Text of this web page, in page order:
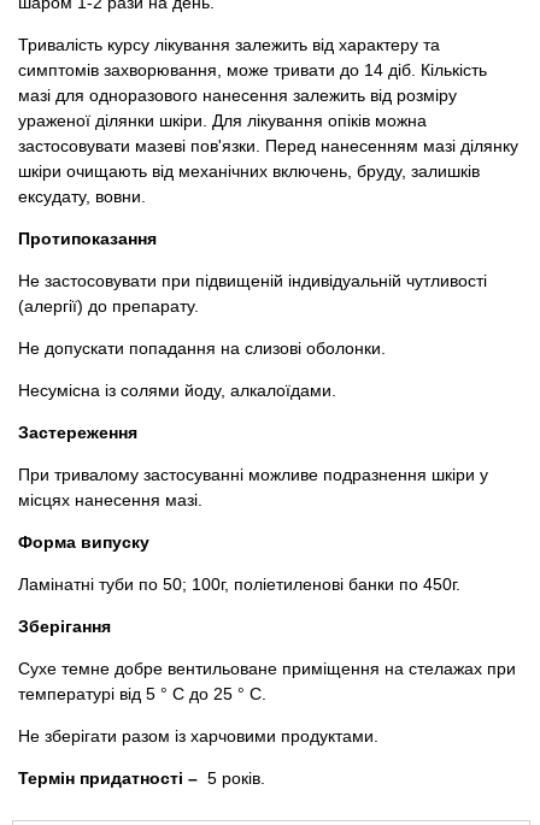
Тривалість курсу лікування залежить від характеру та
симптомів захворювання, може тривати до 14 діб. Кількість
мазі для одноразового нанесення залежить від розміру
ураженої ділянки шкіри. Для лікування опіків можна
застосовувати мазеві пов'язки. Перед нанесенням мазі ділянку
шкіри очищають від механічних включень, бруду, залишків
ексудату, вовни.
Протипоказання
Не застосовувати при підвищеній індивідуальній чутливості
(алергії) до препарату.
Не допускати попадання на слизові оболонки.
Несумісна із солями йоду, алкалоїдами.
Застереження
При тривалому застосуванні можливе подразнення шкіри у
місцях нанесення мазі.
Форма випуску
Ламінатні туби по 50; 100г, поліетиленові банки по 450г.
Зберігання
Сухе темне добре вентильоване приміщення на стелажах при
температурі від 5 ° С до 25 ° С.
Не зберігати разом із харчовими продуктами.
Термін придатності – 5 років.